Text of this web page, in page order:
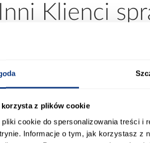
z plików cookie
cookie do spersonalizowania treści i
Informacje o tym, jak korzystasz z
Inni Klienci